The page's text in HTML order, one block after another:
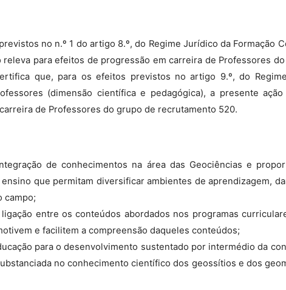
no n.º 1 do artigo 8.º, do Regime Jurídico da Formação
releva para efeitos de progressão em carreira de Professores
que, para os efeitos previstos no artigo 9.º, do
(dimensão científica e pedagógica), a presente
de Professores do grupo de recrutamento 520.
de conhecimentos na área das Geociências e
que permitam diversificar ambientes de aprendizagem,
campo;
entre os conteúdos abordados nos programas
e facilitem a compreensão daqueles conteúdos;
para o desenvolvimento sustentado por intermédio da
no conhecimento científico dos geossítios e dos